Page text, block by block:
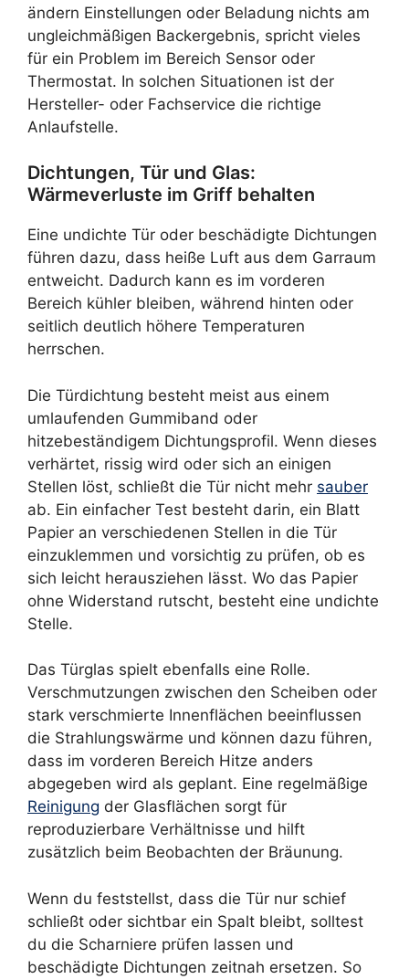
ändern Einstellungen oder Beladung nichts am
ungleichmäßigen Backergebnis, spricht vieles
für ein Problem im Bereich Sensor oder
Thermostat. In solchen Situationen ist der
Hersteller- oder Fachservice die richtige
Anlaufstelle.
Dichtungen, Tür und Glas:
Wärmeverluste im Griff behalten
Eine undichte Tür oder beschädigte Dichtungen
führen dazu, dass heiße Luft aus dem Garraum
entweicht. Dadurch kann es im vorderen
Bereich kühler bleiben, während hinten oder
seitlich deutlich höhere Temperaturen
herrschen.
Die Türdichtung besteht meist aus einem
umlaufenden Gummiband oder
hitzebeständigem Dichtungsprofil. Wenn dieses
verhärtet, rissig wird oder sich an einigen
Stellen löst, schließt die Tür nicht mehr sauber
ab. Ein einfacher Test besteht darin, ein Blatt
Papier an verschiedenen Stellen in die Tür
einzuklemmen und vorsichtig zu prüfen, ob es
sich leicht herausziehen lässt. Wo das Papier
ohne Widerstand rutscht, besteht eine undichte
Stelle.
Das Türglas spielt ebenfalls eine Rolle.
Verschmutzungen zwischen den Scheiben oder
stark verschmierte Innenflächen beeinflussen
die Strahlungswärme und können dazu führen,
dass im vorderen Bereich Hitze anders
abgegeben wird als geplant. Eine regelmäßige
Reinigung der Glasflächen sorgt für
reproduzierbare Verhältnisse und hilft
zusätzlich beim Beobachten der Bräunung.
Wenn du feststellst, dass die Tür nur schief
schließt oder sichtbar ein Spalt bleibt, solltest
du die Scharniere prüfen lassen und
beschädigte Dichtungen zeitnah ersetzen. So